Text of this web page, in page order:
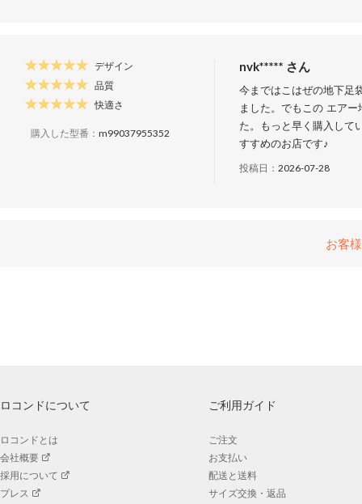
デザイン
品質
快適さ
購入した型番： m99037955352
nvk***** さん
今まではこはぜの地下足
ました。でもこの エア
た。もっと早く購入して
すすめのお店です♪
投稿日： 2026-07-28
お客
ロコンドについて
ロコンドとは
会社概要
採用について
プレス
ご利用ガイド
ご注文
お支払い
配送と送料
サイズ交換・返品